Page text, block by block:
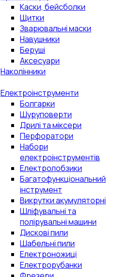
Каски, бейсболки
Щитки
Зварювальні маски
Навушники
Беруші
Аксесуари
Наколінники
Електроінструменти
Болгарки
Шуруповерти
Дрилі та міксери
Перфоратори
Набори
електроінструментів
Електролобзики
Багатофункціональний
інструмент
Викрутки акумуляторні
Шліфувальні та
полірувальні машини
Дискові пили
Шабельні пили
Електроножиці
Електрорубанки